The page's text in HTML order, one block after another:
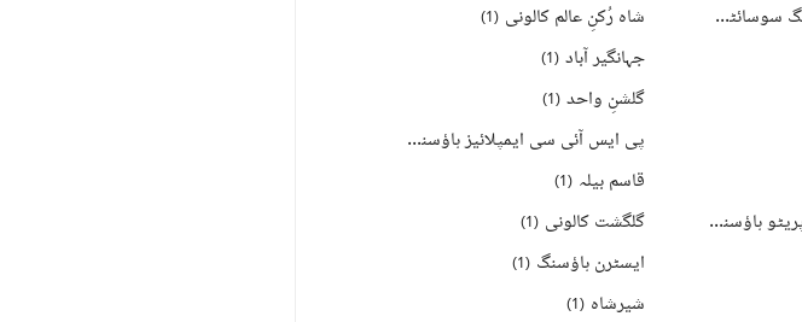
کینال کینٹ ویو ہاؤسنگ سوسائٹی
ایم ڈی اے آفیسرز کوآپریٹو ہاؤسنگ سوسائٹی (
1
)
شاہ رُکنِ عالم کالونی (
1
)
جہانگیر آباد (
1
)
گلشنِ واحد (
1
)
پی ایس آئی سی ایمپلائیز ہاؤسنگ سکیم
قاسم بیلہ (
1
)
گلگشت کالونی (
1
)
ایسٹرن ہاؤسنگ (
1
)
شیرشاہ (
1
)